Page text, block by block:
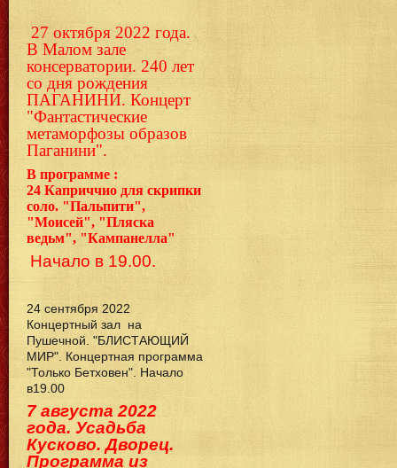
27 октября 2022 года.
В Малом зале
консерватории. 240 лет
со дня рождения
ПАГАНИНИ. Концерт
"Фантастические
метаморфозы образов
Паганини".
В программе :
24 Каприччио для скрипки
соло. "Пальпити",
"Моисей", "Пляска
ведьм", "Кампанелла"
Начало в 19.00.
24 сентября 2022
Концертный зал на
Пушечной. "БЛИСТАЮЩИЙ
МИР". Концертная программа
"Только Бетховен". Начало
в19.00
7 августа 2022
года. Усадьба
Кусково. Дворец.
Программа из